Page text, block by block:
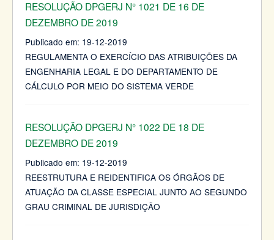
RESOLUÇÃO DPGERJ N° 1021 DE 16 DE
DEZEMBRO DE 2019
Publicado em: 19-12-2019
REGULAMENTA O EXERCÍCIO DAS ATRIBUIÇÕES DA
ENGENHARIA LEGAL E DO DEPARTAMENTO DE
CÁLCULO POR MEIO DO SISTEMA VERDE
RESOLUÇÃO DPGERJ N° 1022 DE 18 DE
DEZEMBRO DE 2019
Publicado em: 19-12-2019
REESTRUTURA E REIDENTIFICA OS ÓRGÃOS DE
ATUAÇÃO DA CLASSE ESPECIAL JUNTO AO SEGUNDO
GRAU CRIMINAL DE JURISDIÇÃO